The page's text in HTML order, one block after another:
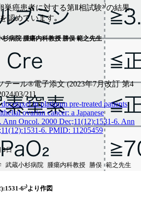
癌患者に対する第Ⅱ相試験²⁾の結果､
認めています｡
病院 腫瘍内科教授 勝俣 範之先生
テール®電子添文 (2023年7月改訂 第4
03/21]
in platinum pre-treated patients
ovarian cancer: a Japanese
Ann Oncol. 2000 Dec;11(12):1531-6. Ann
6. PMID: 11205459
日
蔵小杉病院 腫瘍内科教授 勝俣 範之先生
6²⁾より作図